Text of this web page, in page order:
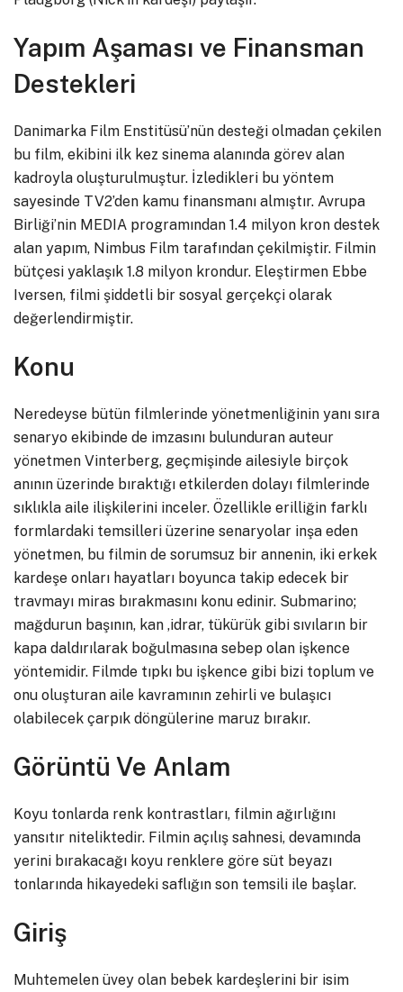
Yapım Aşaması ve Finansman
Destekleri
Danimarka Film Enstitüsü’nün desteği olmadan çekilen
bu film, ekibini ilk kez sinema alanında görev alan
kadroyla oluşturulmuştur. İzledikleri bu yöntem
sayesinde TV2’den kamu finansmanı almıştır. Avrupa
Birliği’nin MEDIA programından 1.4 milyon kron destek
alan yapım, Nimbus Film tarafından çekilmiştir. Filmin
bütçesi yaklaşık 1.8 milyon krondur. Eleştirmen Ebbe
Iversen, filmi şiddetli bir sosyal gerçekçi olarak
değerlendirmiştir.
Konu
Neredeyse bütün filmlerinde yönetmenliğinin yanı sıra
senaryo ekibinde de imzasını bulunduran auteur
yönetmen Vinterberg, geçmişinde ailesiyle birçok
anının üzerinde bıraktığı etkilerden dolayı filmlerinde
sıklıkla aile ilişkilerini inceler. Özellikle erilliğin farklı
formlardaki temsilleri üzerine senaryolar inşa eden
yönetmen, bu filmin de sorumsuz bir annenin, iki erkek
kardeşe onları hayatları boyunca takip edecek bir
travmayı miras bırakmasını konu edinir. Submarino;
mağdurun başının, kan ,idrar, tükürük gibi sıvıların bir
kapa daldırılarak boğulmasına sebep olan işkence
yöntemidir. Filmde tıpkı bu işkence gibi bizi toplum ve
onu oluşturan aile kavramının zehirli ve bulaşıcı
olabilecek çarpık döngülerine maruz bırakır.
Görüntü Ve Anlam
Koyu tonlarda renk kontrastları, filmin ağırlığını
yansıtır niteliktedir. Filmin açılış sahnesi, devamında
yerini bırakacağı koyu renklere göre süt beyazı
tonlarında hikayedeki saflığın son temsili ile başlar.
Giriş
Muhtemelen üvey olan bebek kardeşlerini bir isim